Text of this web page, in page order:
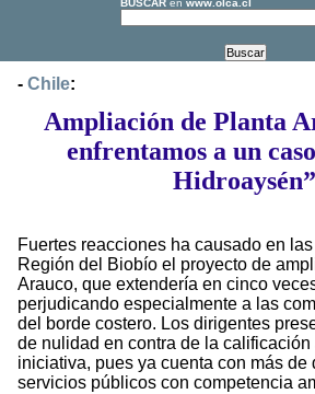
BUSCAR en www.olca.cl
- Chile:
Ampliación de Planta
enfrentamos a un
Hidroaysén”
Fuertes reacciones ha causado en
Región del Biobío el proyecto de
Arauco, que extendería en cinco
perjudicando especialmente a las
del borde costero. Los dirigentes
de nulidad en contra de la
iniciativa, pues ya cuenta con más de
servicios públicos con competencia